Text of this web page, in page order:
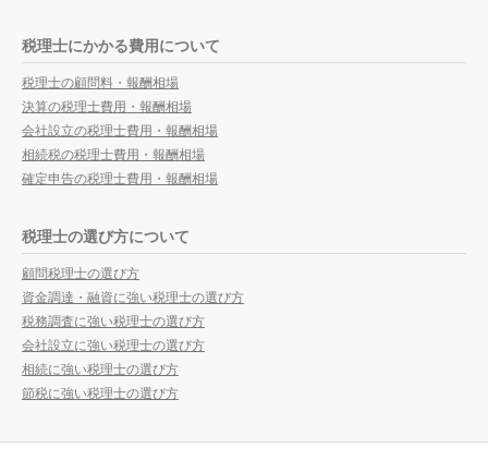
税理士にかかる費用について
税理士の顧問料・報酬相場
決算の税理士費用・報酬相場
会社設立の税理士費用・報酬相場
相続税の税理士費用・報酬相場
確定申告の税理士費用・報酬相場
税理士の選び方について
顧問税理士の選び方
資金調達・融資に強い税理士の選び方
税務調査に強い税理士の選び方
会社設立に強い税理士の選び方
相続に強い税理士の選び方
節税に強い税理士の選び方